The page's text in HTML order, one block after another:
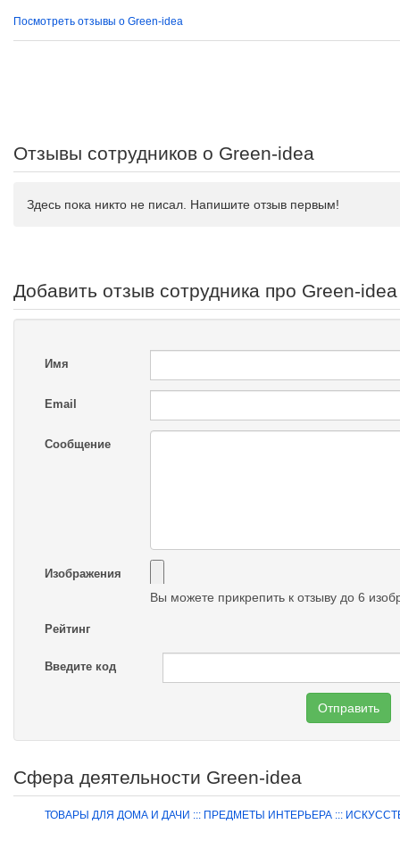
Посмотреть отзывы о Green-idea
Отзывы сотрудников о Green-idea
Здесь пока никто не писал. Напишите отзыв первым!
Добавить отзыв сотрудника про Green-idea
Имя
Email
Сообщение
Изображения
Вы можете прикрепить к отзыву до 6
Рейтинг
Введите код
Отправить
Сфера деятельности Green-idea
ТОВАРЫ ДЛЯ ДОМА И ДАЧИ ::: ПРЕДМЕТЫ ИНТЕРЬЕРА :::